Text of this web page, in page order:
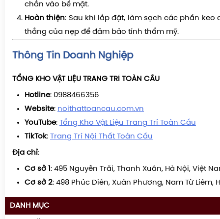
chắn vào bề mặt.
Hoàn thiện: Sau khi lắp đặt, làm sạch các phần keo
thẳng của nẹp để đảm bảo tính thẩm mỹ.
Thông Tin Doanh Nghiệp
TỔNG KHO VẬT LIỆU TRANG TRÍ TOÀN CẦU
Hotline: 0988466356
Website: noithattoancau.com.vn
YouTube: Tổng Kho Vật Liệu Trang Trí Toàn Cầu
TikTok: Trang Trí Nội Thất Toàn Cầu
Địa chỉ:
Cơ sở 1: 495 Nguyễn Trãi, Thanh Xuân, Hà Nội, Việt
Cơ sở 2: 498 Phúc Diễn, Xuân Phương, Nam Từ Liêm,
DANH MỤC